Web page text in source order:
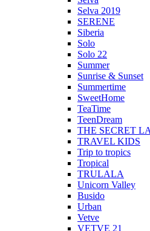
Selva 2019
SERENE
Siberia
Solo
Solo 22
Summer
Sunrise & Sunset
Summertime
SweetHome
TeaTime
TeenDream
THE SECRET
TRAVEL KIDS
Trip to tropics
Tropical
TRULALA
Unicorn Valley
Busido
Urban
Vetve
VETVE 21